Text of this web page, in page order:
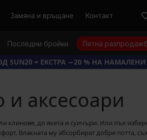
Замяна и връщане Контакт
Последни бройки Лятна
SUN20 = ЕКСТРА −20 % НА
аксесоари
клинове, до якета и суичъри. Или пък
Влакната му абсорбират добре потта,